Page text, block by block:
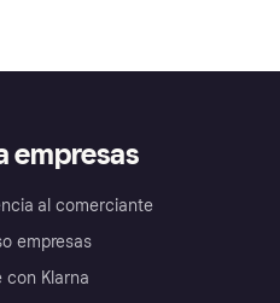
empresas
al comerciante
empresas
con Klarna